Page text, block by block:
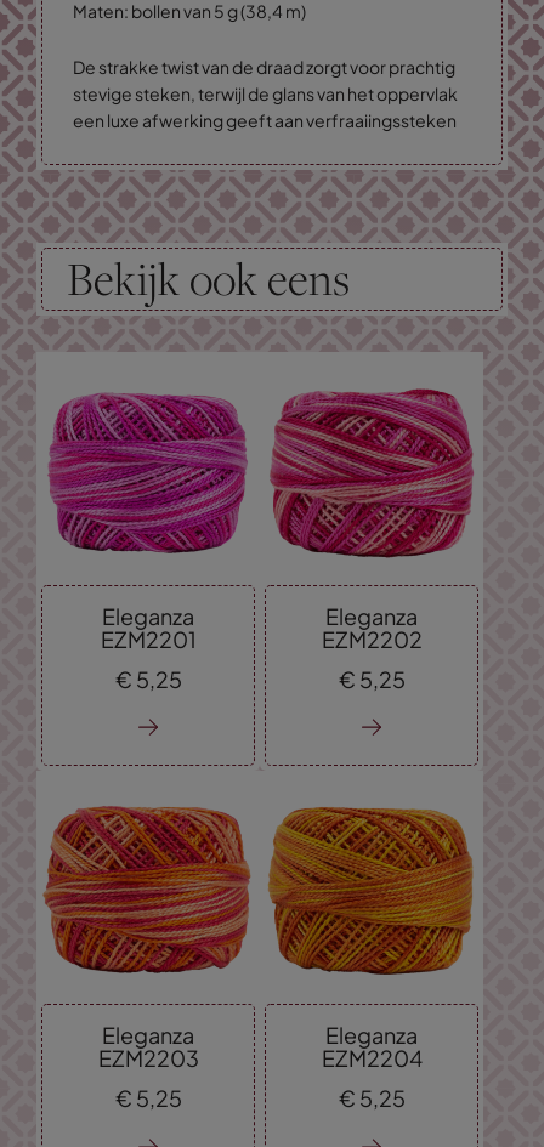
Maten: bollen van 5 g (38,4 m)
De strakke twist van de draad zorgt voor prachtig
stevige steken, terwijl de glans van het oppervlak
een luxe afwerking geeft aan verfraaiingssteken
Bekijk ook eens
Eleganza
EZM2201
€ 5,25
Eleganza
EZM2202
€ 5,25
Eleganza
EZM2203
€ 5,25
Eleganza
EZM2204
€ 5,25